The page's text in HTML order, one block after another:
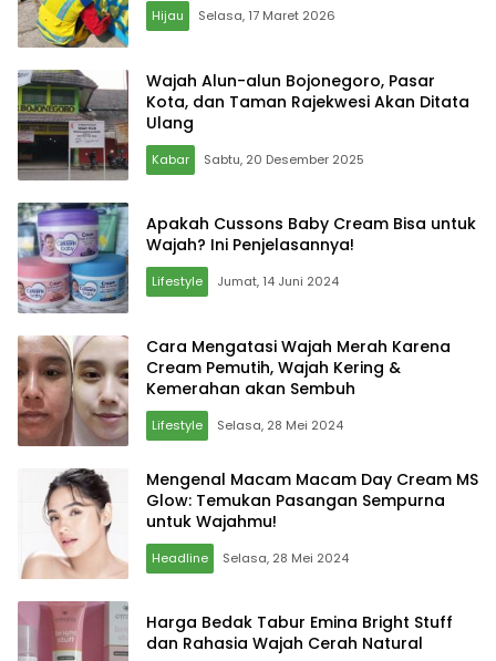
Hijau Selasa, 17 Maret 2026
Wajah Alun-alun Bojonegoro, Pasar
Kota, dan Taman Rajekwesi Akan Ditata
Ulang
Kabar Sabtu, 20 Desember 2025
Apakah Cussons Baby Cream Bisa untuk
Wajah? Ini Penjelasannya!
Lifestyle Jumat, 14 Juni 2024
Cara Mengatasi Wajah Merah Karena
Cream Pemutih, Wajah Kering &
Kemerahan akan Sembuh
Lifestyle Selasa, 28 Mei 2024
Mengenal Macam Macam Day Cream MS
Glow: Temukan Pasangan Sempurna
untuk Wajahmu!
Headline Selasa, 28 Mei 2024
Harga Bedak Tabur Emina Bright Stuff
dan Rahasia Wajah Cerah Natural